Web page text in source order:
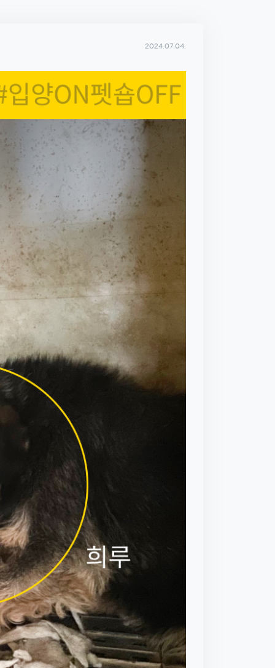
2024.07.04.